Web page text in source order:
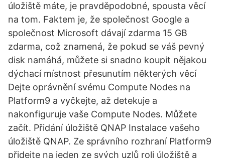
úložiště máte, je pravděpodobné, spousta věcí
na tom. Faktem je, že společnost Google a
společnost Microsoft dávají zdarma 15 GB
zdarma, což znamená, že pokud se váš pevný
disk namáhá, můžete si snadno koupit nějakou
dýchací místnost přesunutím některých věcí
Dejte oprávnění svému Compute Nodes na
Platform9 a vyčkejte, až detekuje a
nakonfiguruje vaše Compute Nodes. Můžete
začít. Přidání úložiště QNAP Instalace vašeho
úložiště QNAP. Ze správního rozhraní Platform9
přidejte na jeden ze svých uzlů roli úložiště a